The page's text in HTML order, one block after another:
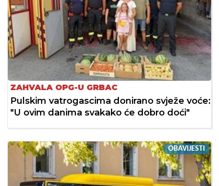
ZAHVALA OPG-U GRBAC
Pulskim vatrogascima donirano svježe voće:
"U ovim danima svakako će dobro doći"
OBAVIJESTI